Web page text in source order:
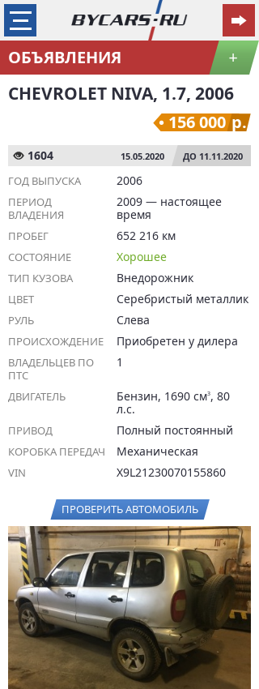
ОБЪЯВЛЕНИЯ +
CHEVROLET NIVA, 1.7, 2006
156 000 р.
1604 15.05.2020 ДО 11.11.2020
ГОД ВЫПУСКА 2006
ПЕРИОД
ВЛАДЕНИЯ
2009 — настоящее
время
ПРОБЕГ 652 216 км
СОСТОЯНИЕ Хорошее
ТИП КУЗОВА Внедорожник
ЦВЕТ Серебристый металлик
РУЛЬ Слева
ПРОИСХОЖДЕНИЕ Приобретен у дилера
ВЛАДЕЛЬЦЕВ ПО
ПТС
1
ДВИГАТЕЛЬ Бензин, 1690 см3, 80
л.с.
ПРИВОД Полный постоянный
КОРОБКА ПЕРЕДАЧ Механическая
VIN X9L21230070155860
ПРОВЕРИТЬ АВТОМОБИЛЬ